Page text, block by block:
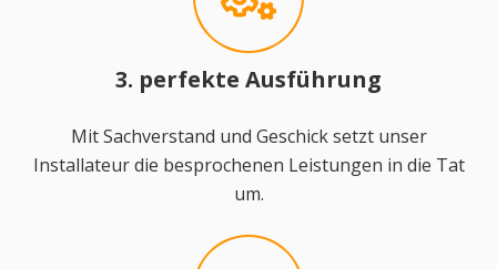
3. perfekte Ausführung
Mit Sachverstand und Geschick setzt unser
Installateur die besprochenen Leistungen in die Tat
um.